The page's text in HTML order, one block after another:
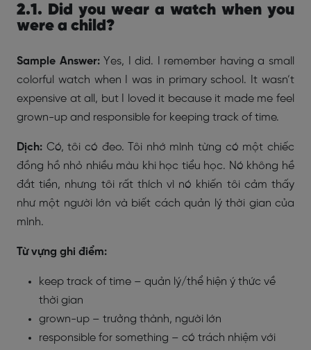
2.1. Did you wear a watch when you
were a child?
Sample Answer:Yes, I did. I remember having a small
colorful watch when I was in primary school. It wasn’t
expensive at all, but I loved it because it made me feel
grown-up and responsible for keeping track of time.
Dịch: Có, tôi có đeo. Tôi nhớ mình từng có một chiếc
đồng hồ nhỏ nhiều màu khi học tiểu học. Nó không hề
đắt tiền, nhưng tôi rất thích vì nó khiến tôi cảm thấy
như một người lớn và biết cách quản lý thời gian của
mình.
Từ vựng ghi điểm:
keep track of time – quản lý/thể hiện ý thức về
thời gian
grown-up – trưởng thành, người lớn
responsible for something – có trách nhiệm với